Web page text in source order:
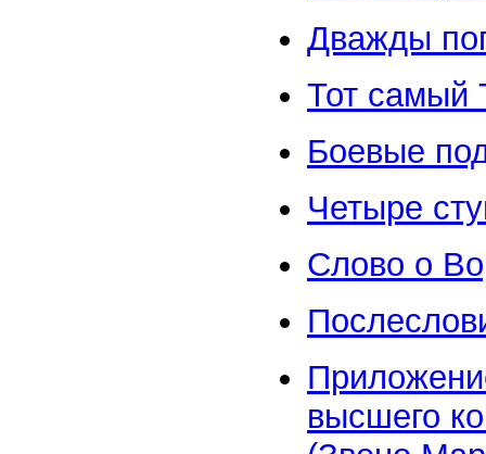
Дважды
Тот самый
Боевые
Четыре
Слово о
высшего